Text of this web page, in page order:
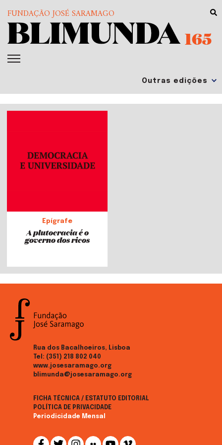
FUNDAÇÃO JOSÉ SARAMAGO
165
Epígrafe
A plutocracia é o
governo dos ricos
Rua dos Bacalhoeiros, Lisboa
Tel: (351) 218 802 040
www.josesaramago.org
blimunda@josesaramago.org
FICHA TÉCNICA / ESTATUTO EDITORIAL
POLÍTICA DE PRIVACIDADE
Periodicidade Mensal